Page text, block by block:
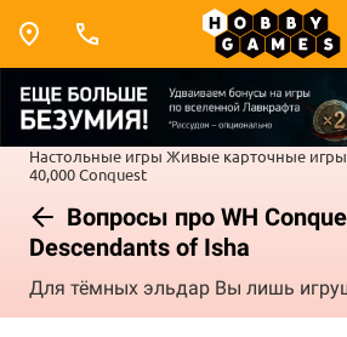
Настольные игры Живые карточные игры
40,000 Conquest
Вопросы про WH
Descendants of Isha
Для тёмных эльдар Вы лишь